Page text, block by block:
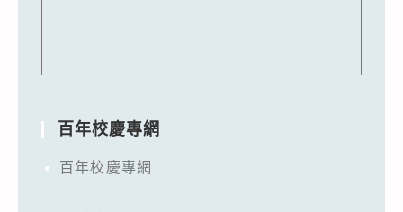
百年校慶專網
百年校慶專網